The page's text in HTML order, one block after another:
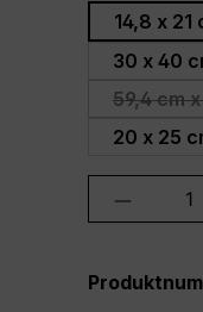
14,8 x 21
30 x 40
59,4 cm
20 x 25